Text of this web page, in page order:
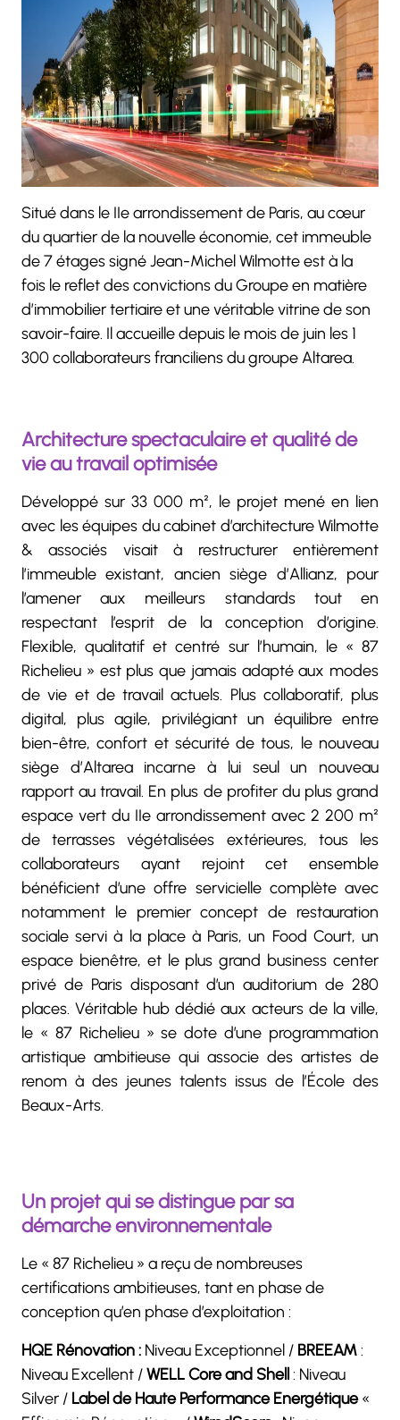
Situé dans le IIe arrondissement de Paris, au cœur
du quartier de la nouvelle économie, cet immeuble
de 7 étages signé Jean-Michel Wilmotte est à la
fois le reflet des convictions du Groupe en matière
d’immobilier tertiaire et une véritable vitrine de son
savoir-faire. Il accueille depuis le mois de juin les 1
300 collaborateurs franciliens du groupe Altarea.
Architecture spectaculaire et qualité de
vie au travail optimisée
Développé sur 33 000 m², le projet mené en lien
avec les équipes du cabinet d’architecture Wilmotte
& associés visait à restructurer entièrement
l’immeuble existant, ancien siège d’Allianz, pour
l’amener aux meilleurs standards tout en
respectant l’esprit de la conception d’origine.
Flexible, qualitatif et centré sur l’humain, le « 87
Richelieu » est plus que jamais adapté aux modes
de vie et de travail actuels. Plus collaboratif, plus
digital, plus agile, privilégiant un équilibre entre
bien-être, confort et sécurité de tous, le nouveau
siège d’Altarea incarne à lui seul un nouveau
rapport au travail. En plus de profiter du plus grand
espace vert du IIe arrondissement avec 2 200 m²
de terrasses végétalisées extérieures, tous les
collaborateurs ayant rejoint cet ensemble
bénéficient d’une offre servicielle complète avec
notamment le premier concept de restauration
sociale servi à la place à Paris, un Food Court, un
espace bienêtre, et le plus grand business center
privé de Paris disposant d’un auditorium de 280
places. Véritable hub dédié aux acteurs de la ville,
le « 87 Richelieu » se dote d’une programmation
artistique ambitieuse qui associe des artistes de
renom à des jeunes talents issus de l’École des
Beaux-Arts.
Un projet qui se distingue par sa
démarche environnementale
Le « 87 Richelieu » a reçu de nombreuses
certifications ambitieuses, tant en phase de
conception qu’en phase d’exploitation :
HQE Rénovation : Niveau Exceptionnel / BREEAM:
Niveau Excellent /WELL Core and Shell : Niveau
Silver / Label de Haute Performance Energétique«